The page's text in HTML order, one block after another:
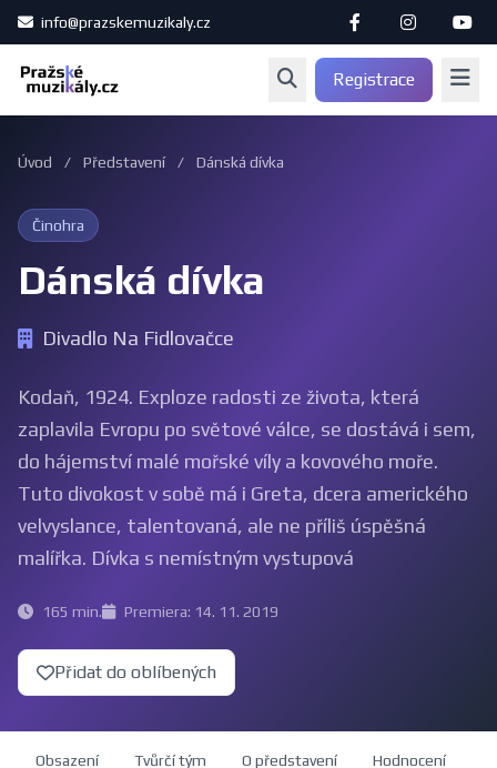
info@prazskemuzikaly.cz
Registrace
Úvod / Představení / Dánská dívka
Činohra
Dánská dívka
Divadlo Na Fidlovačce
Kodaň, 1924. Exploze radosti ze života, která
zaplavila Evropu po světové válce, se dostává i sem,
do hájemství malé mořské víly a kovového moře.
Tuto divokost v sobě má i Greta, dcera amerického
velvyslance, talentovaná, ale ne příliš úspěšná
malířka. Dívka s nemístným vystupová
165 min. Premiera: 14. 11. 2019
Přidat do oblíbených
Obsazení Tvůrčí tým O představení Hodnocení